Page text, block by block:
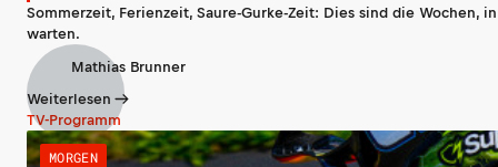
Sommerzeit, Ferienzeit, Saure-Gurke-Zeit: Dies sind die
warten.
Mathias Brunner
Weiterlesen
TV-Programm
MORGEN